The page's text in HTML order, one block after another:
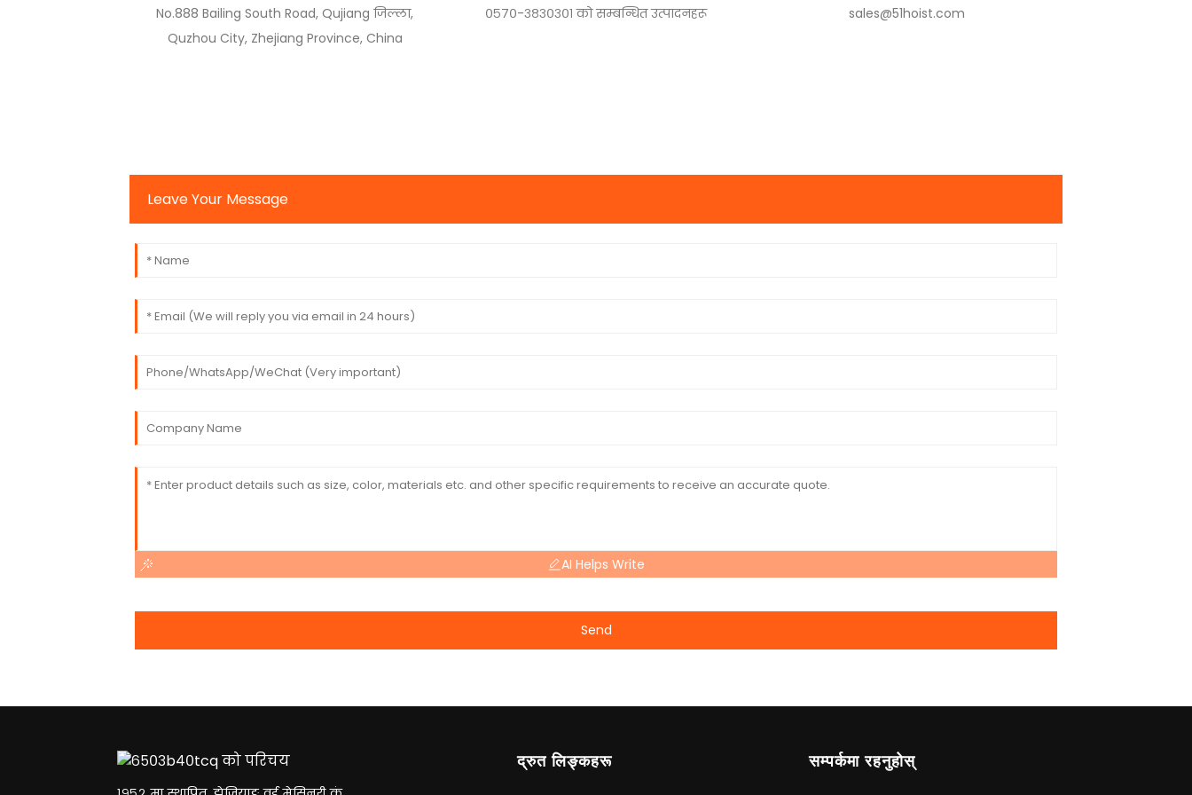
No.888 Bailing South Road, Qujiang जिल्ला,
Quzhou City, Zhejiang Province, China
०५७०-३८३०३०१ को सम्बन्धित उत्पादनहरू sales@51hoist.com
Leave Your Message
AI Helps Write
Send
द्रुत लिङ्कहरू सम्पर्कमा रहनुहोस्